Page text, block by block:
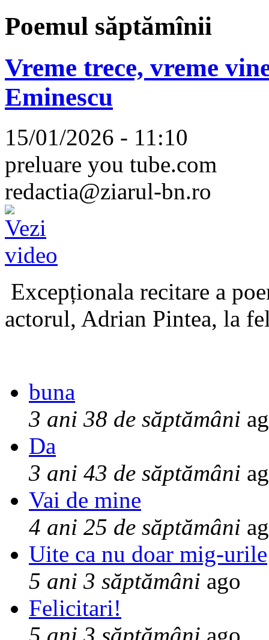
Poemul săptămînii
Vreme trece, vreme
Eminescu
15/01/2026 - 11:10
preluare you tube.com
redactia@ziarul-bn.ro
Excepționala recitare a
actorul, Adrian Pintea, la
buna
3 ani 38 de săptămâni
Da
3 ani 43 de săptămâni
Vai de mine
4 ani 25 de săptămâni
Uite ca nu doar mig-urile
5 ani 3 săptămâni ago
Felicitari!
5 ani 3 săptămâni ago